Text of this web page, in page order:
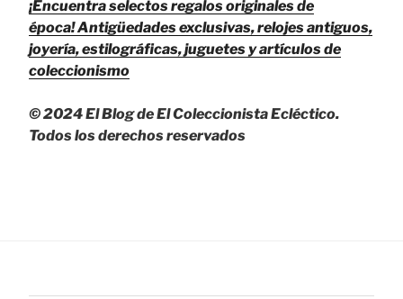
¡Encuentra selectos regalos originales de
época!Antigüedades exclusivas, relojes antiguos,
joyería, estilográficas, juguetes y artículos de
coleccionismo
© 2024 El Blog de El Coleccionista Ecléctico.
Todos los derechos reservados